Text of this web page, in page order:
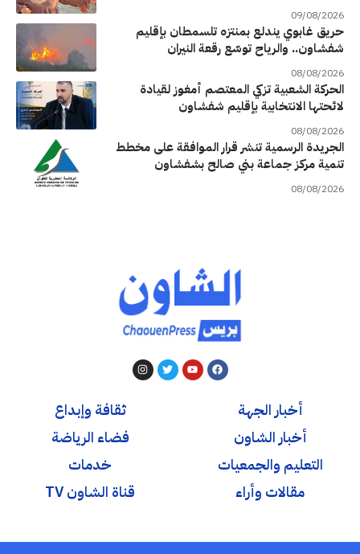
09/08/2026
حريق غابوي يندلع بمنتزه تلسمطان بإقليم
شفشاون.. والرياح توسّع رقعة النيران
08/08/2026
الحركة الشعبية تزكي المعتصم أمغوز لقيادة
لائحتها الانتخابية بإقليم شفشاون
08/08/2026
الجريدة الرسمية تنشر قرار الموافقة على مخطط
تنمية مركز جماعة بني صالح بشفشاون
08/08/2026
أخبار الجهة
أخبار الشاون
التعليم والجمعيات
مقالات وأراء
ثقافة وإبداع
فضاء الرياضة
خدمات
قناة الشاون TV